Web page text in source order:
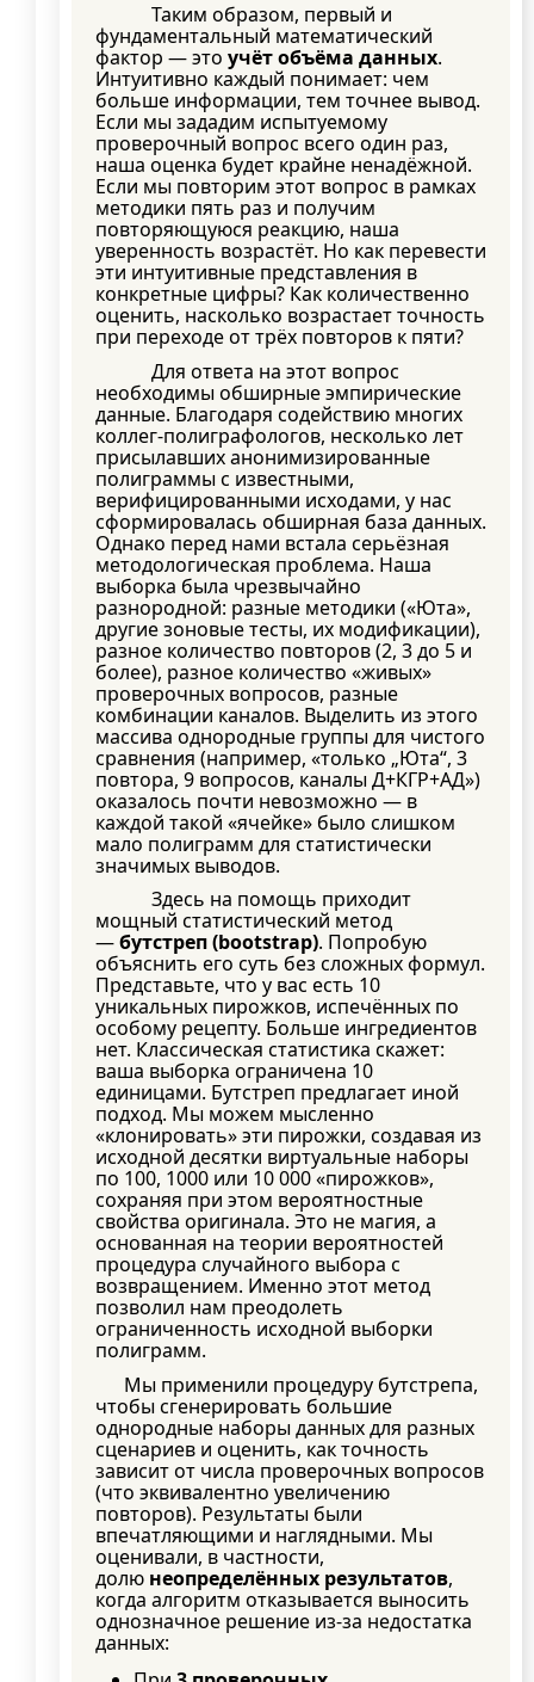
Таким образом, первый и
фундаментальный математический
фактор — это учёт объёма данных.
Интуитивно каждый понимает: чем
больше информации, тем точнее вывод.
Если мы зададим испытуемому
проверочный вопрос всего один раз,
наша оценка будет крайне ненадёжной.
Если мы повторим этот вопрос в рамках
методики пять раз и получим
повторяющуюся реакцию, наша
уверенность возрастёт. Но как перевести
эти интуитивные представления в
конкретные цифры? Как количественно
оценить, насколько возрастает точность
при переходе от трёх повторов к пяти?
Для ответа на этот вопрос
необходимы обширные эмпирические
данные. Благодаря содействию многих
коллег-полиграфологов, несколько лет
присылавших анонимизированные
полиграммы с известными,
верифицированными исходами, у нас
сформировалась обширная база данных.
Однако перед нами встала серьёзная
методологическая проблема. Наша
выборка была чрезвычайно
разнородной: разные методики («Юта»,
другие зоновые тесты, их модификации),
разное количество повторов (2, 3 до 5 и
более), разное количество «живых»
проверочных вопросов, разные
комбинации каналов. Выделить из этого
массива однородные группы для чистого
сравнения (например, «только „Юта“, 3
повтора, 9 вопросов, каналы Д+КГР+АД»)
оказалось почти невозможно — в
каждой такой «ячейке» было слишком
мало полиграмм для статистически
значимых выводов.
Здесь на помощь приходит
мощный статистический метод
—бутстреп (bootstrap). Попробую
объяснить его суть без сложных формул.
Представьте, что у вас есть 10
уникальных пирожков, испечённых по
особому рецепту. Больше ингредиентов
нет. Классическая статистика скажет:
ваша выборка ограничена 10
единицами. Бутстреп предлагает иной
подход. Мы можем мысленно
«клонировать» эти пирожки, создавая из
исходной десятки виртуальные наборы
по 100, 1000 или 10 000 «пирожков»,
сохраняя при этом вероятностные
свойства оригинала. Это не магия, а
основанная на теории вероятностей
процедура случайного выбора с
возвращением. Именно этот метод
позволил нам преодолеть
ограниченность исходной выборки
полиграмм.
Мы применили процедуру бутстрепа,
чтобы сгенерировать большие
однородные наборы данных для разных
сценариев и оценить, как точность
зависит от числа проверочных вопросов
(что эквивалентно увеличению
повторов). Результаты были
впечатляющими и наглядными. Мы
оценивали, в частности,
долю неопределённых результатов,
когда алгоритм отказывается выносить
однозначное решение из-за недостатка
данных: